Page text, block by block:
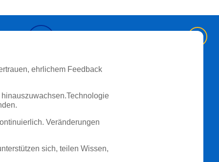
ehrlichem Feedback
Veränderungen
sich, teilen Wissen,